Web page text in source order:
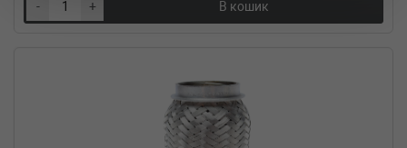
- + В кошик